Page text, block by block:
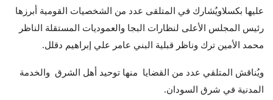
عليها بكسلاويُشارك في المتلقى عدد من الشخصيات القومية أبرزها
رئيس المجلس الأعلى لنظارات البجا والعموديات المستقلة الناظر
محمد الأمين ترك وناظر قبلية البني عامر علي إبراهيم دقلل.
ويُناقش المتلقي عدد من القضايا منها توحيد أهل الشرق والخدمة
المدنية في شرق السودان.